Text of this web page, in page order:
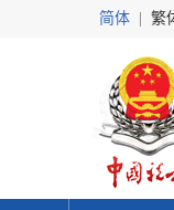
简体 繁